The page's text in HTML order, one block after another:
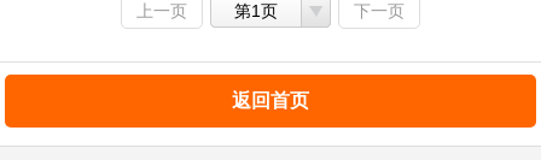
上一页 第1页 下一页
返回首页